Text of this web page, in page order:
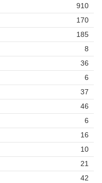
910
170
185
8
36
6
37
46
6
16
10
21
42